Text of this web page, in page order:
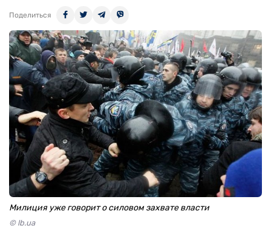
Поделиться
Милиция уже говорит о силовом захвате власти
© lb.ua